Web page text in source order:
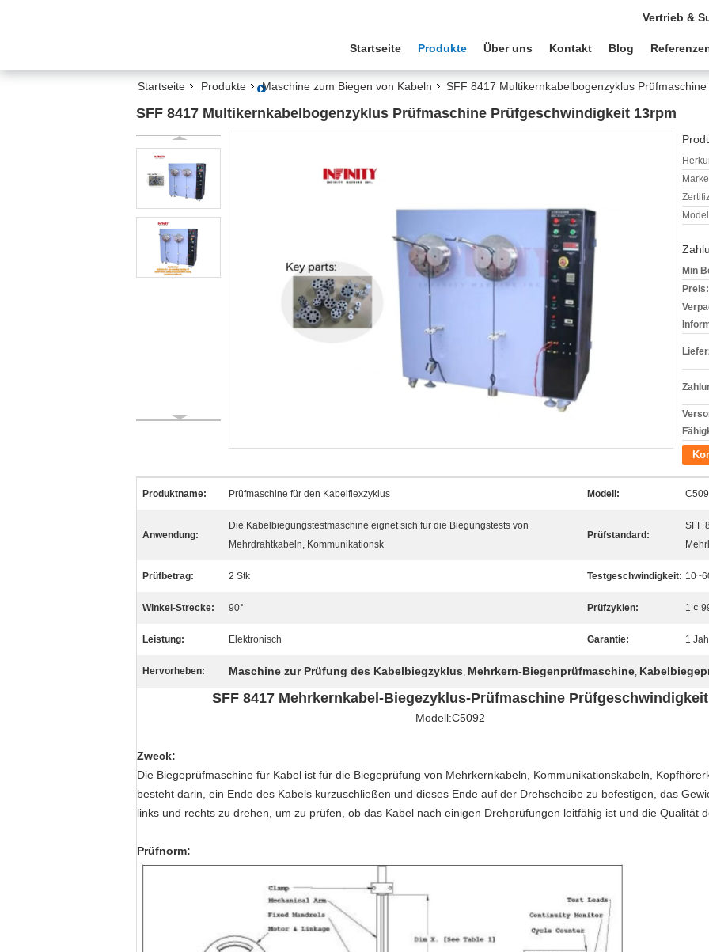
Vertrieb &
Startseite Produkte Über uns Kontakt Blog
Startseite Produkte Maschine zum Biegen von Kabeln SFF 8417 Multikernkabelbogenzyklus
SFF 8417 Multikernkabelbogenzyklus Prüfmaschine Prüfgeschwindigkeit 13rpm
Min
Preis:
Produktname: Prüfmaschine für den Kabelflexzyklus Modell:
Anwendung:
Die Kabelbiegungstestmaschine eignet sich für die Biegungstests von
Mehrdrahtkabeln, Kommunikationsk
Prüfstandard:
SFF
Prüfbetrag: 2 Stk Testgeschwindigkeit:
Winkel-Strecke: 90° Prüfzyklen: 1 ¢
Leistung: Elektronisch Garantie: 1
Hervorheben: Maschine zur Prüfung des Kabelbiegzyklus, Mehrkern-Biegenprüfmaschine,
SFF 8417 Mehrkernkabel-Biegezyklus-Prüfmaschine
Modell:C5092
Zweck:
Die Biegeprüfmaschine für Kabel ist für die Biegeprüfung von Mehrkernkabeln, Kommunikationskabeln,
besteht darin, ein Ende des Kabels kurzuschließen und dieses Ende auf der Drehscheibe zu befestigen, das
links und rechts zu drehen, um zu prüfen, ob das Kabel nach einigen Drehprüfungen leitfähig ist und die Qualität
Prüfnorm: